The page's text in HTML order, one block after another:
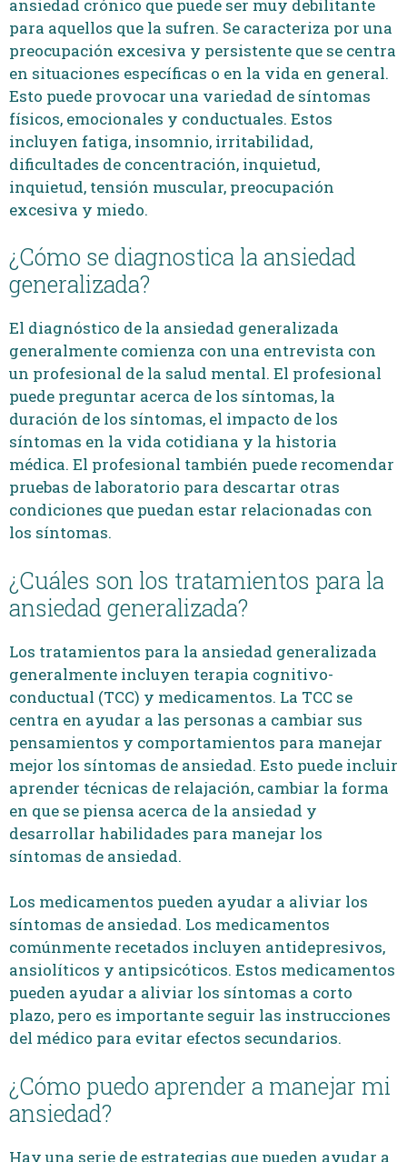
ansiedad crónico que puede ser muy debilitante
para aquellos que la sufren. Se caracteriza por una
preocupación excesiva y persistente que se centra
en situaciones específicas o en la vida en general.
Esto puede provocar una variedad de síntomas
físicos, emocionales y conductuales. Estos
incluyen fatiga, insomnio, irritabilidad,
dificultades de concentración, inquietud,
inquietud, tensión muscular, preocupación
excesiva y miedo.
¿Cómo se diagnostica la ansiedad
generalizada?
El diagnóstico de la ansiedad generalizada
generalmente comienza con una entrevista con
un profesional de la salud mental. El profesional
puede preguntar acerca de los síntomas, la
duración de los síntomas, el impacto de los
síntomas en la vida cotidiana y la historia
médica. El profesional también puede recomendar
pruebas de laboratorio para descartar otras
condiciones que puedan estar relacionadas con
los síntomas.
¿Cuáles son los tratamientos para la
ansiedad generalizada?
Los tratamientos para la ansiedad generalizada
generalmente incluyen terapia cognitivo-
conductual (TCC) y medicamentos. La TCC se
centra en ayudar a las personas a cambiar sus
pensamientos y comportamientos para manejar
mejor los síntomas de ansiedad. Esto puede incluir
aprender técnicas de relajación, cambiar la forma
en que se piensa acerca de la ansiedad y
desarrollar habilidades para manejar los
síntomas de ansiedad.
Los medicamentos pueden ayudar a aliviar los
síntomas de ansiedad. Los medicamentos
comúnmente recetados incluyen antidepresivos,
ansiolíticos y antipsicóticos. Estos medicamentos
pueden ayudar a aliviar los síntomas a corto
plazo, pero es importante seguir las instrucciones
del médico para evitar efectos secundarios.
¿Cómo puedo aprender a manejar mi
ansiedad?
Hay una serie de estrategias que pueden ayudar a